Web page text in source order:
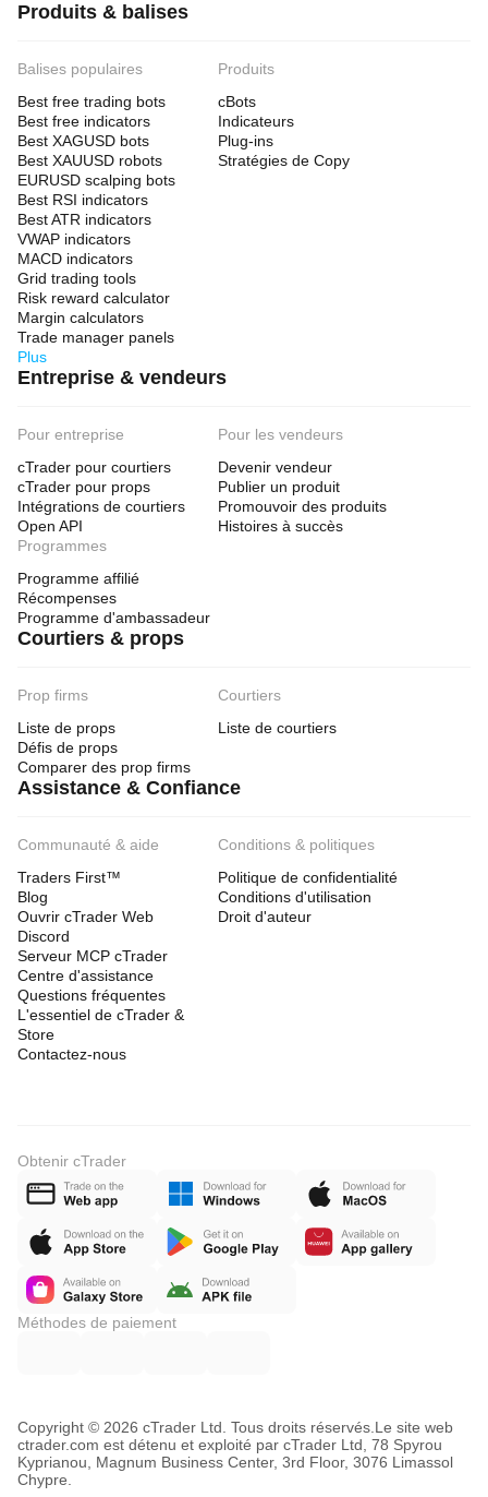
Produits & balises
Balises populaires
Best free trading bots
Best free indicators
Best XAGUSD bots
Best XAUUSD robots
EURUSD scalping bots
Best RSI indicators
Best ATR indicators
VWAP indicators
MACD indicators
Grid trading tools
Risk reward calculator
Margin calculators
Trade manager panels
Plus
Produits
cBots
Indicateurs
Plug-ins
Stratégies de Copy
Entreprise & vendeurs
Pour entreprise
cTrader pour courtiers
cTrader pour props
Intégrations de courtiers
Open API
Pour les vendeurs
Devenir vendeur
Publier un produit
Promouvoir des produits
Histoires à succès
Programmes
Programme affilié
Récompenses
Programme d'ambassadeur
Courtiers & props
Prop firms
Liste de props
Défis de props
Comparer des prop firms
Courtiers
Liste de courtiers
Assistance & Confiance
Communauté & aide
Traders First™
Blog
Ouvrir cTrader Web
Discord
Serveur MCP cTrader
Centre d'assistance
Questions fréquentes
L'essentiel de cTrader &
Store
Contactez-nous
Conditions & politiques
Politique de confidentialité
Conditions d'utilisation
Droit d'auteur
Obtenir cTrader
Méthodes de paiement
Copyright © 2026 cTrader Ltd. Tous droits réservés. Le site web
ctrader.com est détenu et exploité par cTrader Ltd, 78 Spyrou
Kyprianou, Magnum Business Center, 3rd Floor, 3076 Limassol
Chypre.